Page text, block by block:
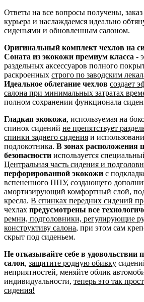
Ответы на все вопросы получены,
курьера и наслаждаемся идеально
сиденьями и обновленным салоном.
Оригинальный комплект чехлов на
Соната из экокожи премиум класса -
раздельных аксессуаров полного
раскроенных строго по заводским
Идеальное облегание чехлов создает
салона при минимальных затратах
полном сохранении функционала
Гладкая экокожа, используемая на
спинок сидений не препятствует
спинки заднего сидения и
подлокотника. В зонах расположения
безопасности используется
Центральная часть сидения и
перфорированной экокожи с
вспененного ППУ, создающего
амортизирующий комфортный слой,
кресла. В спинках передних сидений
чехлах предусмотрены все
ремни, подголовники, регулирующие
конструктиву салона, при этом сам
скрыт под сиденьем.
Не отказывайте себе в
салон, защитите родную обивку
неприятностей, меняйте облик
индивидуальности, теперь это так
сидения!